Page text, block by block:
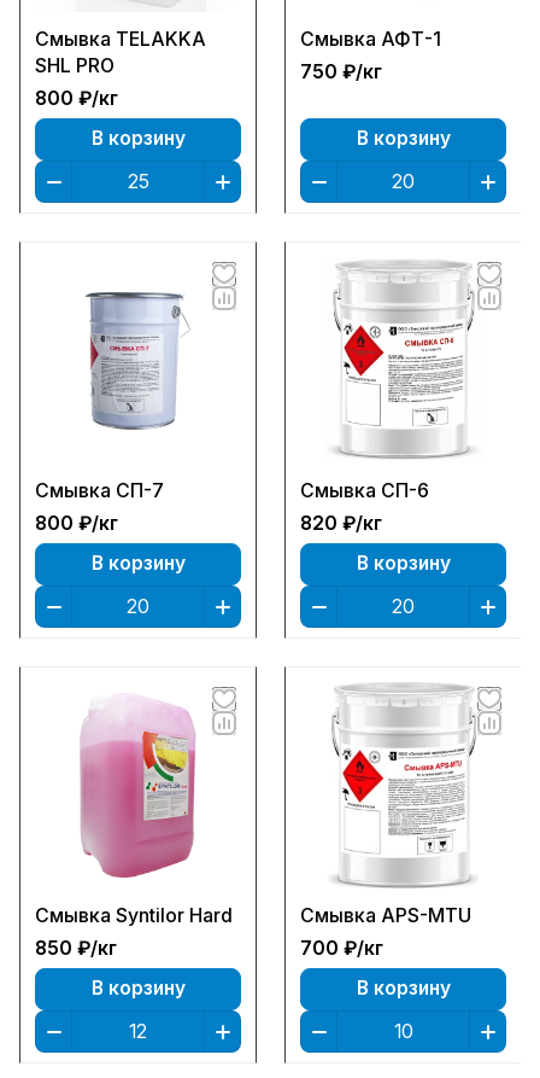
Смывка TELAKKA
SHL PRO
800 ₽/кг
В корзину
Смывка АФТ-1
750 ₽/кг
В корзину
Смывка СП-7
800 ₽/кг
В корзину
Смывка СП-6
820 ₽/кг
В корзину
Смывка Syntilor Hard
850 ₽/кг
В корзину
Смывка APS-MTU
700 ₽/кг
В корзину